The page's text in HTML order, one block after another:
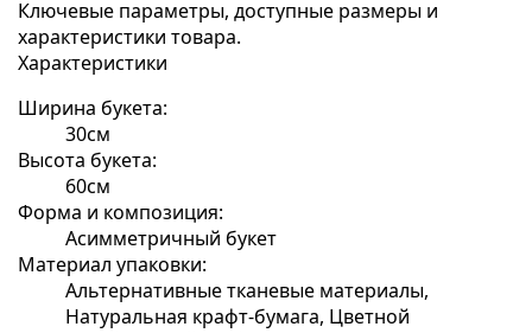
Ключевые параметры, доступные размеры и
характеристики товара.
Характеристики
Ширина букета:
30см
Высота букета:
60см
Форма и композиция:
Асимметричный букет
Материал упаковки:
Альтернативные тканевые материалы,
Натуральная крафт-бумага, Цветной